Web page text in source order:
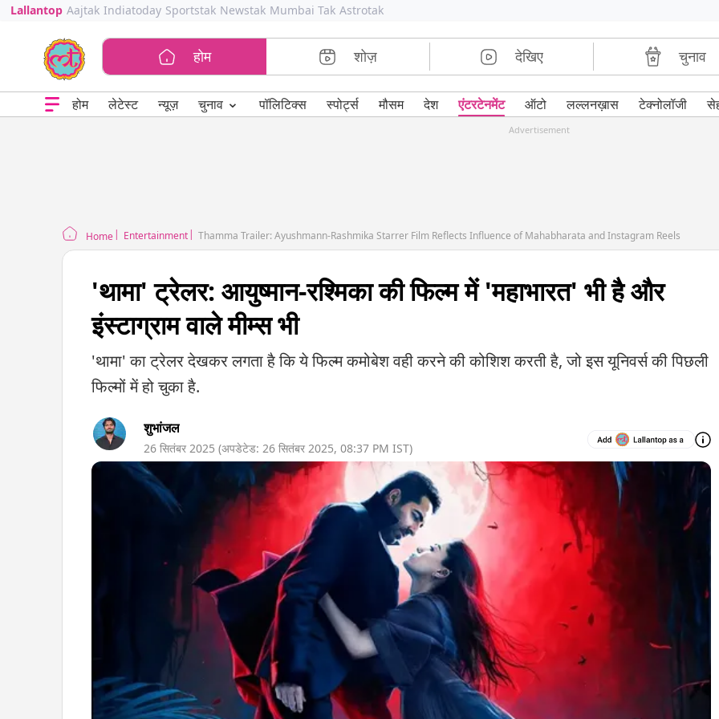
Lallantop Aajtak Indiatoday Sportstak Newstak Mumbai Tak Astrotak
होम शोज़ देखिए चुनाव
होम लेटेस्ट न्यूज़ चुनाव ⌄ पॉलिटिक्स स्पोर्ट्स मौसम देश एंटरटेनमेंट ऑटो लल्लनख़ास टेक्नोलॉजी
Advertisement
Home Entertainment Thamma Trailer: Ayushmann-Rashmika Starrer Film Reflects Influence of Mahabharata and Instagram Reels
'थामा' ट्रेलर: आयुष्मान-रश्मिका की फिल्म में 'महाभारत' भी है और
इंस्टाग्राम वाले मीम्स भी
'थामा' का ट्रेलर देखकर लगता है कि ये फिल्म कमोबेश वही करने की कोशिश करती है, जो इस यूनिवर्स की पिछली
फिल्मों में हो चुका है.
शुभांजल
26 सितंबर 2025 (अपडेटेड: 26 सितंबर 2025, 08:37 PM IST)